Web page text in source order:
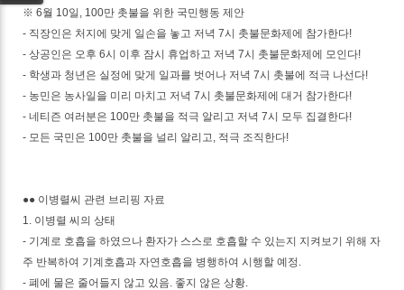
※ 6월 10일, 100만 촛불을 위한 국민행동 제안
- 직장인은 처지에 맞게 일손을 놓고 저녁 7시 촛불문화제에 참가한다!
- 상공인은 오후 6시 이후 잠시 휴업하고 저녁 7시 촛불문화제에 모인다!
- 학생과 청년은 실정에 맞게 일과를 벗어나 저녁 7시 촛불에 적극 나선다!
- 농민은 농사일을 미리 마치고 저녁 7시 촛불문화제에 대거 참가한다!
- 네티즌 여러분은 100만 촛불을 적극 알리고 저녁 7시 모두 집결한다!
- 모든 국민은 100만 촛불을 널리 알리고, 적극 조직한다!
●● 이병렬씨 관련 브리핑 자료
1. 이병렬 씨의 상태
- 기계로 호흡을 하였으나 환자가 스스로 호흡할 수 있는지 지켜보기 위해 자
주 반복하여 기계호흡과 자연호흡을 병행하여 시행할 예정.
- 폐에 물은 줄어들지 않고 있음. 좋지 않은 상황.